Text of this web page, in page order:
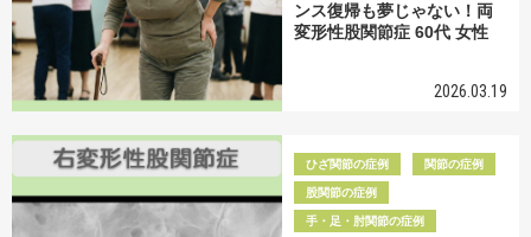
ンス復帰も夢じゃない！両
変形性股関節症 60代 女性
2026.03.19
ひざ関節の症例 関節の症例
股関節の症例
手・足・肘関節の症例